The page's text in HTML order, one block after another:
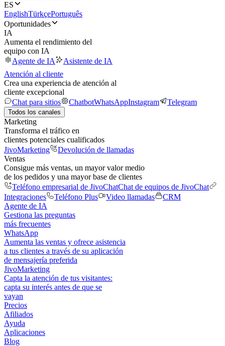
ES
EnglishTürkçePortuguês
Oportunidades
IA
Aumenta el rendimiento del
equipo con IA
Agente de IA
Asistente de IA
Atención al cliente
Crea una experiencia de atención al
cliente excepcional
Chat para sitios
ChatbotWhatsAppInstagram Telegram
Todos los canales
Marketing
Transforma el tráfico en
clientes potenciales cualificados
JivoMarketing
Devolución de llamadas
Ventas
Consigue más ventas, un mayor valor medio
de los pedidos y una mayor base de clientes
Teléfono empresarial de JivoChatChat de equipos de JivoChat
Integraciones
Teléfono Plus Video llamadas
CRM
Agente de IA
Gestiona las preguntas
más frecuentes
WhatsApp
Aumenta las ventas y ofrece asistencia
a tus clientes a través de su aplicación
de mensajería preferida
JivoMarketing
Capta la atención de tus visitantes:
capta su interés antes de que se
vayan
Precios
Afiliados
Ayuda
Aplicaciones
Blog